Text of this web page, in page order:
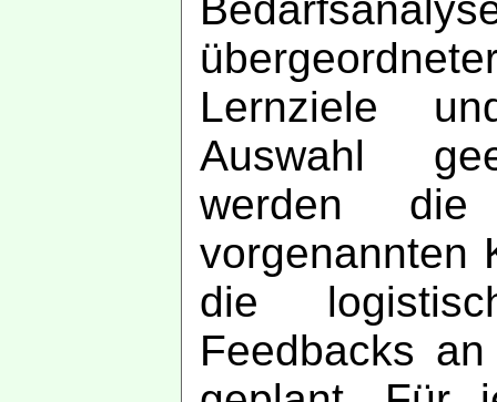
Lernziele
Auswahl
werden die
vorgenannten
die
Feedbacks